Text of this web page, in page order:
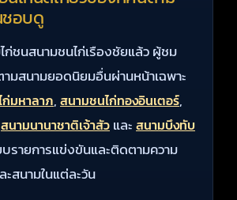
ชอบดู
ก่ชนสนามชนไก่เรืองชัยแล้ว ผู้ชม
มสนามยอดนิยมอื่นผ่านหน้าเฉพาะ
มหาลาภ, สนามชนไก่ทองอินเตอร์,
สนามนานาชาติเจ้าสัว และ สนามบึงทับ
รายการแข่งขันและติดตามความ
สนามในแต่ละวัน